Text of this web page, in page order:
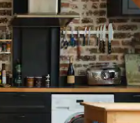
die Ergebnisse